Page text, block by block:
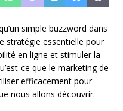
simple buzzword dans
stratégie essentielle pour
en ligne et stimuler la
ce que le marketing de
efficacement pour
nous allons découvrir.